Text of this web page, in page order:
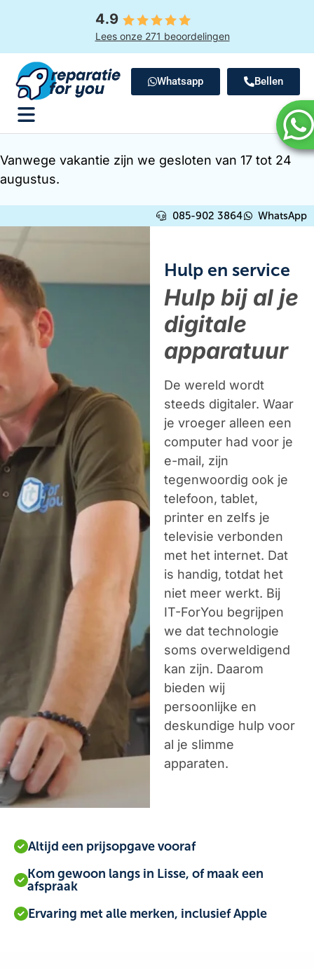
4.9
Lees onze 271 beoordelingen
Whatsapp Bellen
Vanwege vakantie zijn we gesloten van 17 tot 24
augustus.
WhatsApp
085-902 3864
Hulp en service
Hulp bij al je
digitale
apparatuur
De wereld wordt
steeds digitaler. Waar
je vroeger alleen een
computer had voor je
e-mail, zijn
tegenwoordig ook je
telefoon, tablet,
printer en zelfs je
televisie verbonden
met het internet. Dat
is handig, totdat het
niet meer werkt. Bij
IT-ForYou begrijpen
we dat technologie
soms overweldigend
kan zijn. Daarom
bieden wij
persoonlijke en
deskundige hulp voor
al je slimme
apparaten.
Altijd een prijsopgave vooraf
Kom gewoon langs in Lisse, of maak een
afspraak
Ervaring met alle merken, inclusief Apple